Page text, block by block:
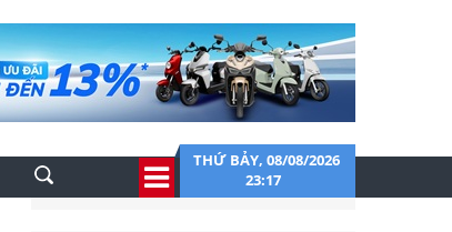
THỨ BẢY, 08/08/2026
23:17